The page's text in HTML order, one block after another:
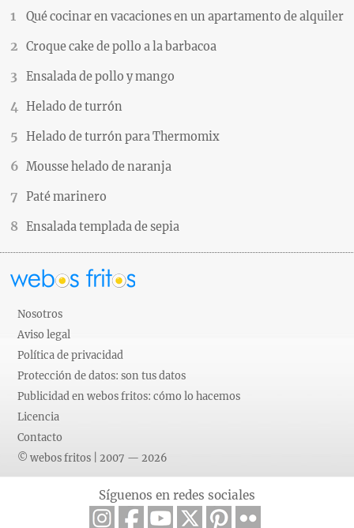
Qué cocinar en vacaciones en un apartamento de alquiler
Croque cake de pollo a la barbacoa
Ensalada de pollo y mango
Helado de turrón
Helado de turrón para Thermomix
Mousse helado de naranja
Paté marinero
Ensalada templada de sepia
Nosotros
Aviso legal
Política de privacidad
Protección de datos: son tus datos
Publicidad en webos fritos: cómo lo hacemos
Licencia
Contacto
© webos fritos | 2007 — 2026
Síguenos en redes sociales